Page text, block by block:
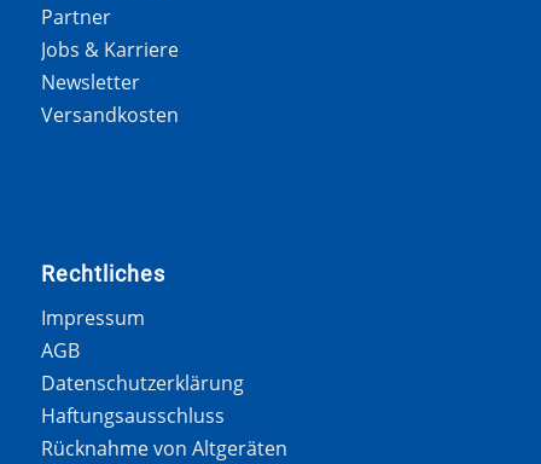
Partner
Jobs & Karriere
Newsletter
Versandkosten
Rechtliches
Impressum
AGB
Datenschutzerklärung
Haftungsausschluss
Rücknahme von Altgeräten